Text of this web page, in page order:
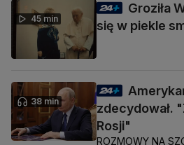
45 min
Groziła
się w piekle
38 min
zdecydował.
Rosji"
ROZMOWY NA